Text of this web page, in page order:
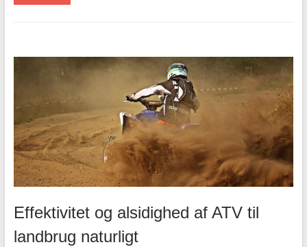
Effektivitet og alsidighed af ATV til
landbrug naturligt